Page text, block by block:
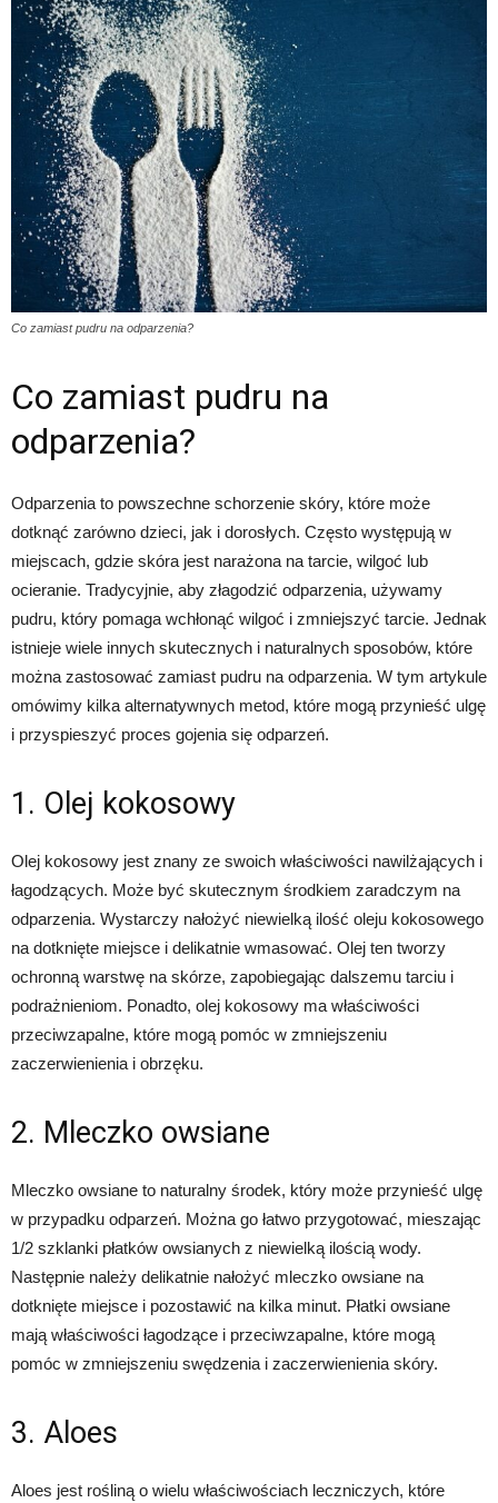
Co zamiast pudru na odparzenia?
Co zamiast pudru na
odparzenia?
Odparzenia to powszechne schorzenie skóry, które może
dotknąć zarówno dzieci, jak i dorosłych. Często występują w
miejscach, gdzie skóra jest narażona na tarcie, wilgoć lub
ocieranie. Tradycyjnie, aby złagodzić odparzenia, używamy
pudru, który pomaga wchłonąć wilgoć i zmniejszyć tarcie. Jednak
istnieje wiele innych skutecznych i naturalnych sposobów, które
można zastosować zamiast pudru na odparzenia. W tym artykule
omówimy kilka alternatywnych metod, które mogą przynieść ulgę
i przyspieszyć proces gojenia się odparzeń.
1. Olej kokosowy
Olej kokosowy jest znany ze swoich właściwości nawilżających i
łagodzących. Może być skutecznym środkiem zaradczym na
odparzenia. Wystarczy nałożyć niewielką ilość oleju kokosowego
na dotknięte miejsce i delikatnie wmasować. Olej ten tworzy
ochronną warstwę na skórze, zapobiegając dalszemu tarciu i
podrażnieniom. Ponadto, olej kokosowy ma właściwości
przeciwzapalne, które mogą pomóc w zmniejszeniu
zaczerwienienia i obrzęku.
2. Mleczko owsiane
Mleczko owsiane to naturalny środek, który może przynieść ulgę
w przypadku odparzeń. Można go łatwo przygotować, mieszając
1/2 szklanki płatków owsianych z niewielką ilością wody.
Następnie należy delikatnie nałożyć mleczko owsiane na
dotknięte miejsce i pozostawić na kilka minut. Płatki owsiane
mają właściwości łagodzące i przeciwzapalne, które mogą
pomóc w zmniejszeniu swędzenia i zaczerwienienia skóry.
3. Aloes
Aloes jest rośliną o wielu właściwościach leczniczych, które